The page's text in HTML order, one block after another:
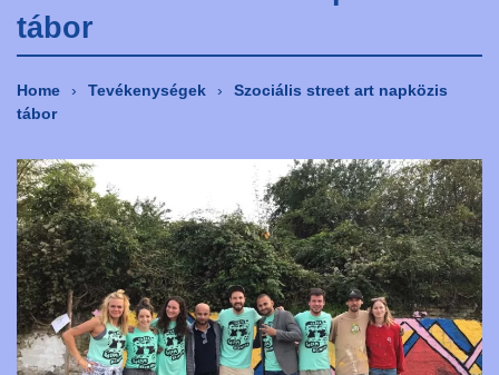
tábor
Home Tevékenységek
Szociális street art napközis
tábor